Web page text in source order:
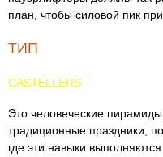
план, чтобы силовой пик
ТИП
CASTELLERS
Это человеческие
традиционные праздники,
где эти навыки